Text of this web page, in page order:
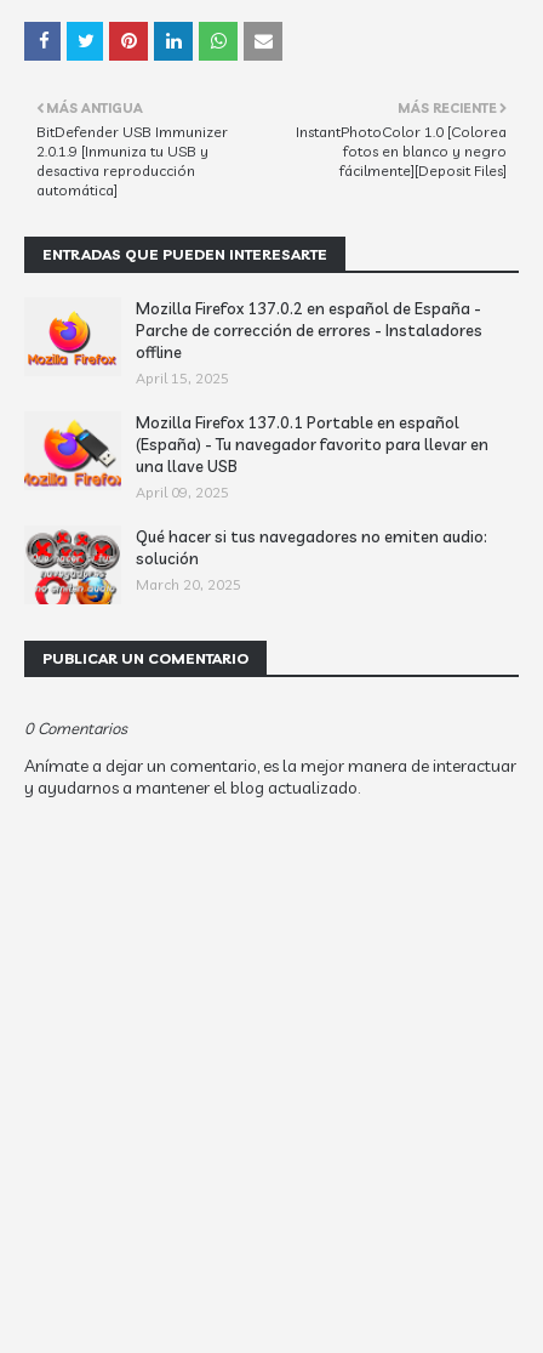
MÁS RECIENTE
InstantPhotoColor 1.0 [Colorea
fotos en blanco y negro
fácilmente][Deposit Files]
MÁS ANTIGUA
BitDefender USB Immunizer
2.0.1.9 [Inmuniza tu USB y
desactiva reproducción
automática]
ENTRADAS QUE PUEDEN INTERESARTE
Mozilla Firefox 137.0.2 en español de España -
Parche de corrección de errores - Instaladores
offline
April 15, 2025
Mozilla Firefox 137.0.1 Portable en español
(España) - Tu navegador favorito para llevar en
una llave USB
April 09, 2025
Qué hacer si tus navegadores no emiten audio:
solución
March 20, 2025
PUBLICAR UN COMENTARIO
0 Comentarios
Anímate a dejar un comentario, es la mejor manera de interactuar
y ayudarnos a mantener el blog actualizado.